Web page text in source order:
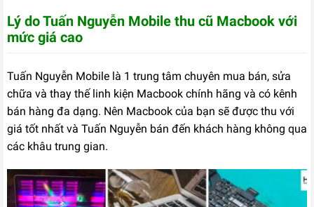
Lý do Tuấn Nguyễn Mobile thu cũ Macbook với
mức giá cao
Tuấn Nguyễn Mobile là 1 trung tâm chuyên mua bán, sửa
chữa và thay thế linh kiện Macbook chính hãng và có kênh
bán hàng đa dạng. Nên Macbook của bạn sẽ được thu với
giá tốt nhất và Tuấn Nguyễn bán đến khách hàng không qua
các khâu trung gian.